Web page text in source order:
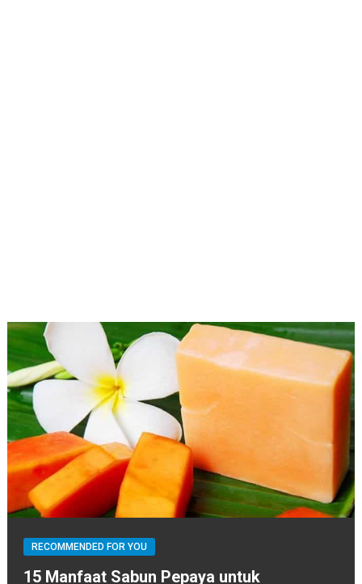
RECOMMENDED FOR YOU
15 Manfaat Sabun Pepaya untuk